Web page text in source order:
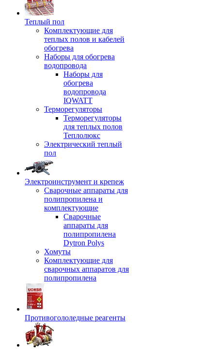
Теплый пол
Комплектующие для
теплых полов и кабелей
обогрева
Наборы для обогрева
водопровода
Наборы для
обогрева
водопровода
IQWATT
Терморегуляторы
Терморегуляторы
для теплых полов
Теплолюкс
Электрический теплый
пол
Электроинструмент и крепеж
Сварочные аппараты для
полипропилена и
комплектующие
Сварочные
аппараты для
полипропилена
Dytron Polys
Хомуты
Комплектующие для
сварочных аппаратов для
полипропилена
Противогололедные реагенты